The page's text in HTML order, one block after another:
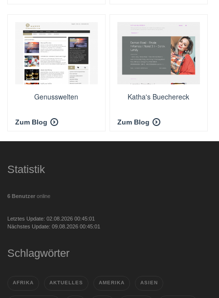
Genusswelten
Zum Blog
Katha's Buechereck
Zum Blog
Statistik
6 Benutzer online
Letztes Update: 02.08.2026 00:45:01
Nächstes Update: 09.08.2026 00:45:01
Schlagwörter
AFRIKA AKTUELLES AMERIKA ASIEN